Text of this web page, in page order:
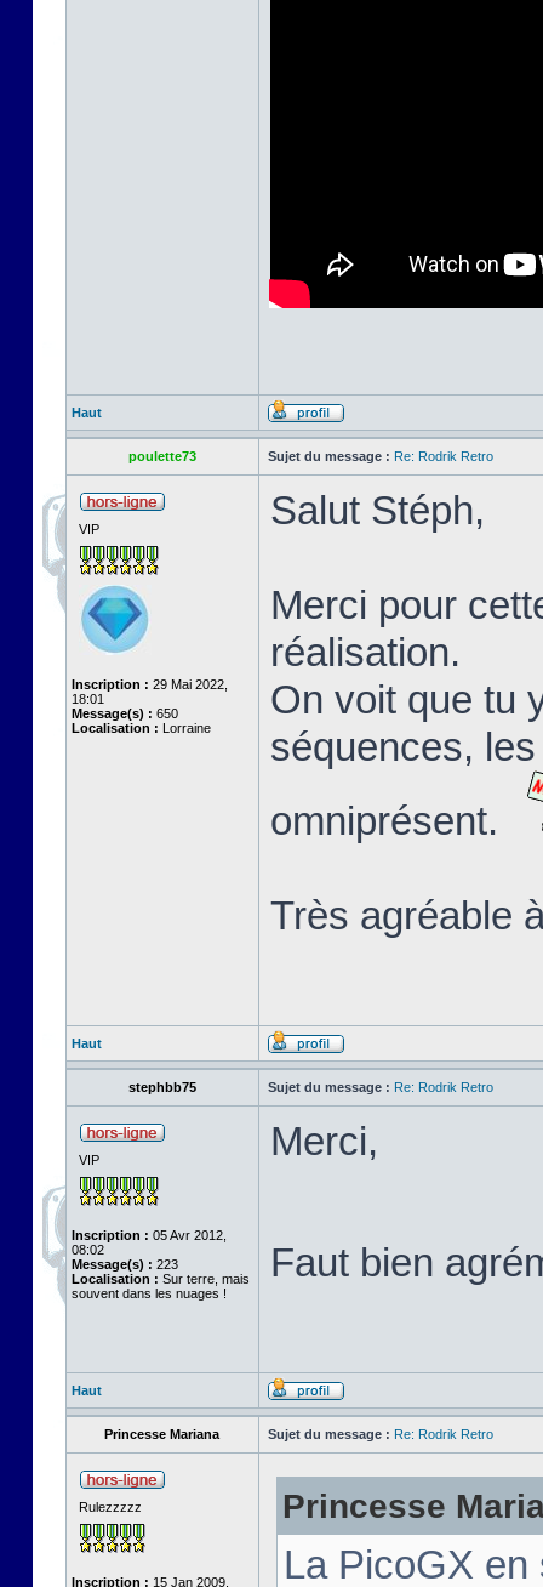
Haut
poulette73 Sujet du message : Re: Rodrik Retro
VIP
Inscription : 29 Mai 2022,
18:01
Message(s) : 650
Localisation : Lorraine
Salut Stéph,
Merci pour
réalisation.
On voit que tu
séquences,
omniprésent.
Très agréable
Haut
stephbb75 Sujet du message : Re: Rodrik Retro
VIP
Inscription : 05 Avr 2012,
08:02
Message(s) : 223
Localisation : Sur terre, mais
souvent dans les nuages !
Merci,
Faut bien
Haut
Princesse Mariana Sujet du message : Re: Rodrik Retro
Rulezzzzz
Inscription : 15 Jan 2009,
Princesse
La PicoGX